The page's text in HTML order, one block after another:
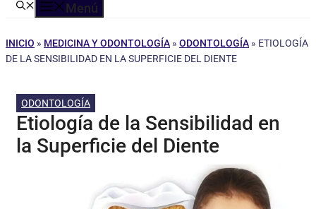
Menú
INICIO » MEDICINA Y ODONTOLOGÍA » ODONTOLOGÍA » ETIOLOGÍA
DE LA SENSIBILIDAD EN LA SUPERFICIE DEL DIENTE
ODONTOLOGÍA
Etiología de la Sensibilidad en
la Superficie del Diente